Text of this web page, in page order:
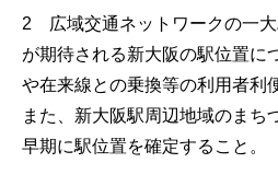
2 広域交通ネットワークの一大
が期待される新大阪の駅位置に
や在来線との乗換等の利用者利
また、新大阪駅周辺地域のまち
早期に駅位置を確定すること。